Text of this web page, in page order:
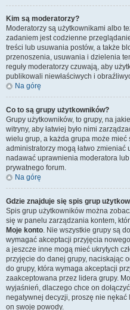
Kim są moderatorzy?
Moderatorzy są użytkownikami albo
zadaniem jest codzienne
treści lub usuwania postów, a także
przenoszenia, usuwania i dzielenia
reguły moderatorzy czuwają, aby
publikowali niewłaściwych i
Na górę
Co to są grupy użytkowników?
Grupy użytkowników, to grupy, na
witryny, aby łatwiej było nimi
wielu grup, a każda grupa może
administratorzy mogą łatwo
nadawać uprawnienia moderatora
prywatnego forum.
Na górę
Gdzie znajduje się spis grup
Spis grup użytkowników można
się w panelu zarządzania kontem,
Moje konto. Nie wszystkie grupy są
wymagać akceptacji przyjęcia
a jeszcze inne mogą mieć ukrytych
przyjęcie do danej grupy, naciskając
do grupy, która wymaga akceptacji
zaakceptowana przez lidera grupy.
wyjaśnień, dlaczego chce on
negatywnej decyzji, proszę nie
on swoje powody.